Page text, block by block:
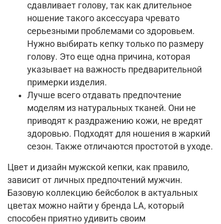
сдавливает голову, так как длительное
ношение такого аксессуара чревато
серьезными проблемами со здоровьем.
Нужно выбирать кепку только по размеру
голову. Это еще одна причина, которая
указывает на важность предварительной
примерки изделия.
Лучше всего отдавать предпочтение
моделям из натуральных тканей. Они не
приводят к раздражению кожи, не вредят
здоровью. Подходят для ношения в жаркий
сезон. Также отличаются простотой в уходе.
Цвет и дизайн мужской кепки, как правило,
зависит от личных предпочтений мужчин.
Базовую коллекцию бейсболок в актуальных
цветах можно найти у бренда LA, который
способен приятно удивить своим